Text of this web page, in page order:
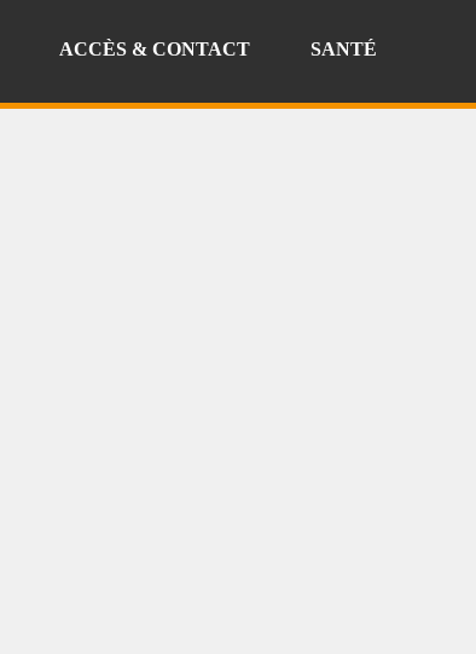
ACCÈS & CONTACT SANTÉ